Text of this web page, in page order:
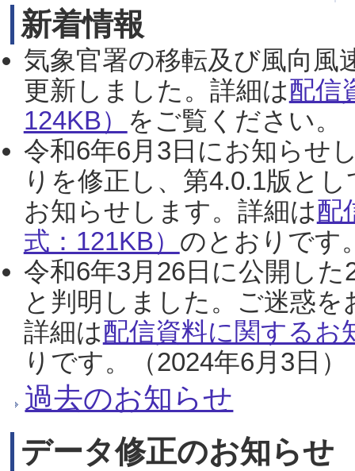
新着情報
気象官署の移転及び風向風
更新しました。詳細は配信
124KB） をご覧ください。
令和6年6月3日にお知らせ
りを修正し、第4.0.1版と
お知らせします。詳細は配
式：121KB） のとおりです
令和6年3月26日に公開し
と判明しました。ご迷惑
詳細は配信資料に関するお
りです。（2024年6月3日）
過去のお知らせ
データ修正のお知らせ